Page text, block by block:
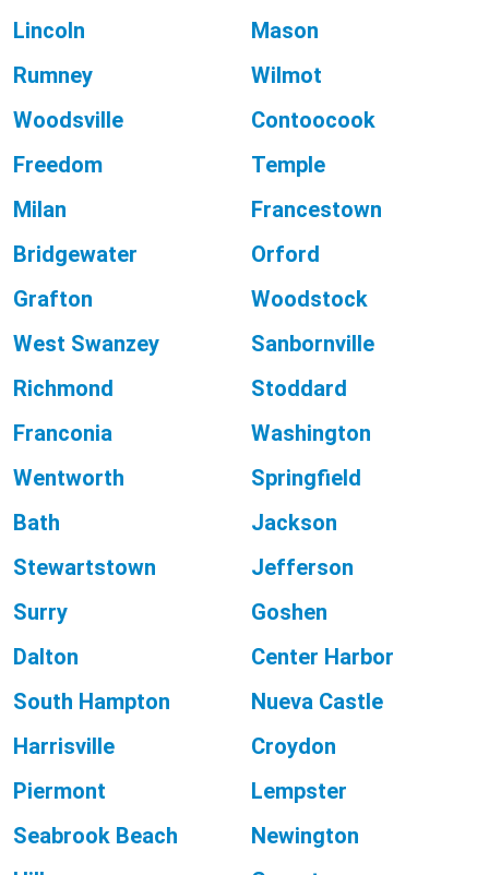
Lincoln
Mason
Rumney
Wilmot
Woodsville
Contoocook
Freedom
Temple
Milan
Francestown
Bridgewater
Orford
Grafton
Woodstock
West Swanzey
Sanbornville
Richmond
Stoddard
Franconia
Washington
Wentworth
Springfield
Bath
Jackson
Stewartstown
Jefferson
Surry
Goshen
Dalton
Center Harbor
South Hampton
Nueva Castle
Harrisville
Croydon
Piermont
Lempster
Seabrook Beach
Newington